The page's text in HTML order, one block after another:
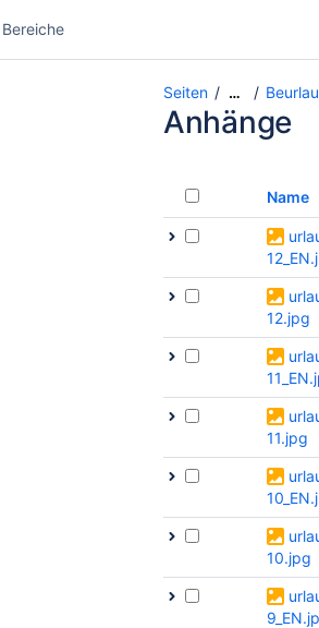
Bereiche
Seiten …
Anhänge
Name
12.jpg
11.jpg
10.jpg